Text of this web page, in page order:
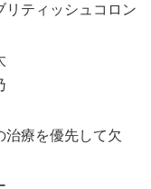
ティッシュコロン
療を優先して欠